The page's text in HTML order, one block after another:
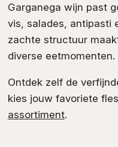
Garganega wijn past
vis, salades, antipasti
zachte structuur
diverse eetmomenten.
Ontdek zelf de
kies jouw favoriete
assortiment.